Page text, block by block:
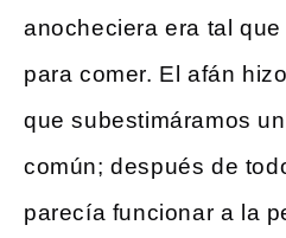
anocheciera era tal
para comer. El afán
que subestimáramos
común; después de
parecía funcionar a la